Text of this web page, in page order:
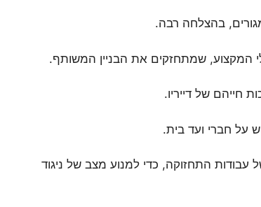
בהצלחה רבה.
המקצוע, שמתחזקים את הבניין המשותף.
חייהם של דייריו.
על חברי ועד בית.
עבודות התחזוקה, כדי למנוע מצב של ניגוד